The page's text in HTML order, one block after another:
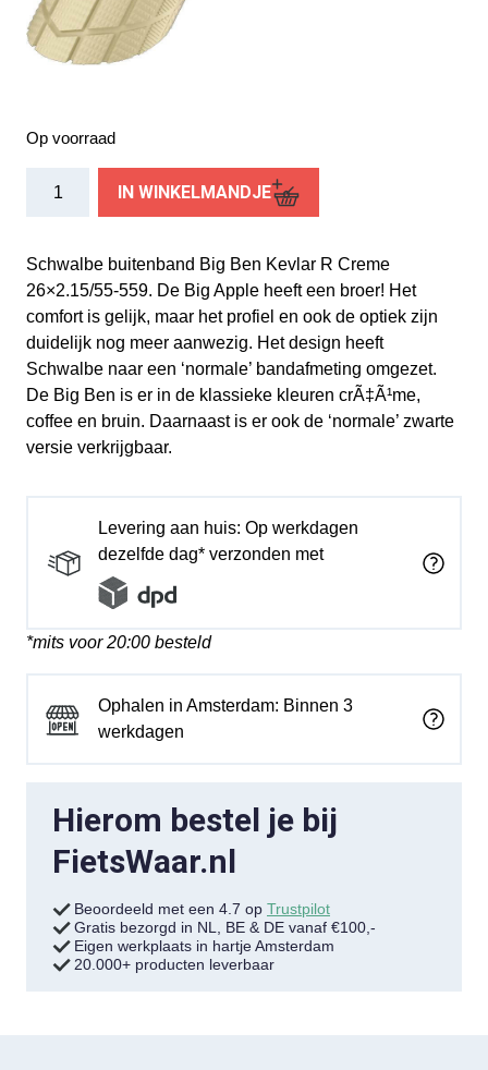
Op voorraad
Ben
K-
Guard
26
x
2.15
creme
refl
IN WINKELMANDJE
Schwalbe buitenband Big Ben Kevlar R Creme
26×2.15/55-559. De Big Apple heeft een broer! Het
comfort is gelijk, maar het profiel en ook de optiek zijn
duidelijk nog meer aanwezig. Het design heeft
Schwalbe naar een ‘normale’ bandafmeting omgezet.
De Big Ben is er in de klassieke kleuren crÃ‡Ã¹me,
coffee en bruin. Daarnaast is er ook de ‘normale’ zwarte
versie verkrijgbaar.
Levering aan huis: Op werkdagen
dezelfde dag* verzonden met
*mits voor 20:00 besteld
Ophalen in Amsterdam: Binnen 3
werkdagen
Hierom bestel je bij
FietsWaar.nl
Beoordeeld met een 4.7 op Trustpilot
Gratis bezorgd in NL, BE & DE vanaf €100,-
Eigen werkplaats in hartje Amsterdam
20.000+ producten leverbaar